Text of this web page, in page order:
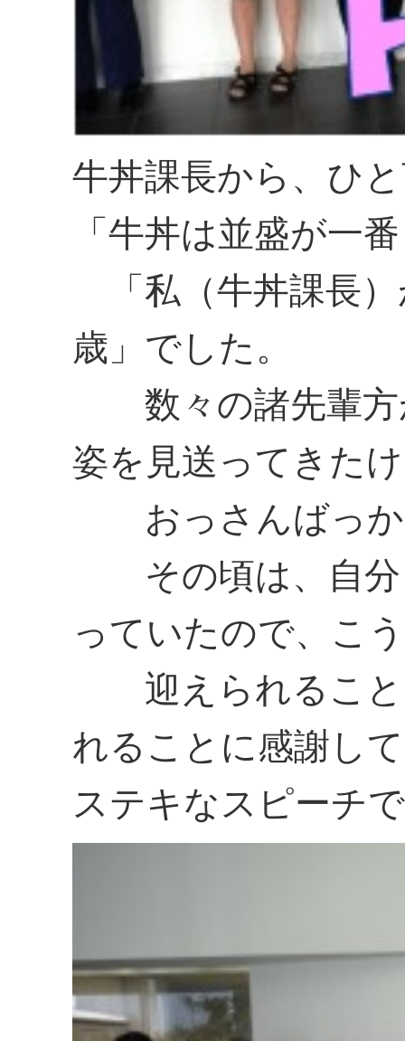
牛丼課長から、ひ
「牛丼は並盛が一
「私（牛丼課長）
歳」でした。
数々の諸先輩方
姿を見送ってきた
おっさんばっか
その頃は、自分
っていたので、こ
迎えられること
れることに感謝し
ステキなスピーチ